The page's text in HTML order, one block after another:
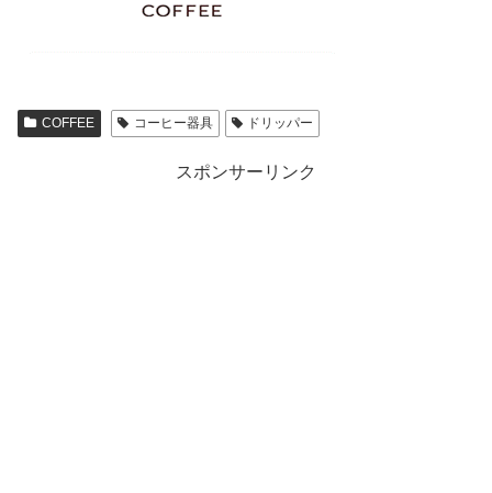
COFFEE コーヒー器具 ドリッパー
スポンサーリンク